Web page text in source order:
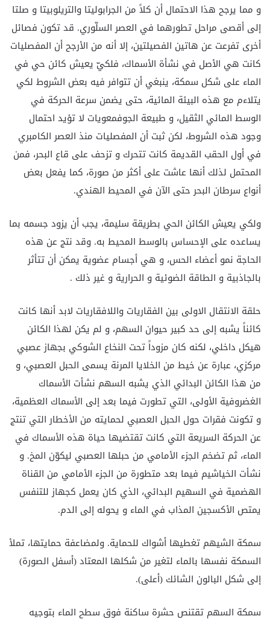
و مما يرجح هذا الاحتمال أن كلاً من الجرابوليتا والتريلوبيتا و صلتا
إلى أقصى مراحل تطورهما في العصر السلّوري. قد تكون فصائل
أخرى تفرعت عن هاتين الفصيلتين، إلا أنه من الأرجح أن المفصليات
كانت هي الأصل في نشأة الأسماك، فلكيّ يعيش كائن حي في
الماء على شكل سمكة، ينبغي أن تتوافر فيه بعض الشروط لكي
يتلاءم مع هذه البيئة المائية، حتى يضمن سرعة الحركة في
الوسط المائي الثقيل، و طبيعة الجوفمعويات لا تؤيد احتمال
وجود هذه الشروط، لكن ثبت أن المفصليات منذ العصر الكامبري
في أول الحقب القديمة كانت تتحرك و تزحف على قاع البحر، فمن
المحتمل لذلك أنها عاشت على أكثر من صورة، كما يفعل بعض
أنواع سرطان البحر حتى الآن في المحيط الهندي.
ولكي يعيش الكائن الحي بطريقة سليمة، يجب أن يزود جسمه بما
يساعده على الإحساس بالوسط المحيط به. وقد نتج عن هذه
الحاجة نمو أعضاء الحس، و هي أجسام عضوية يمكن أن تتأثر
بالجاذبية و الطاقة الضوئية و الحرارية و غير ذلك .
حلقة الانتقال الاولى بين الفقاريات واللافقاريات لابد أنها كانت
كائناً يشبه إلى حد كبير حيوان السهم، و لم يكن لهذا الكائن
هيكل داخلي، لكنه كان مزوداً تحت النخاع الشوكي بجهاز عصبي
مركزي، عبارة عن خيط من الخلايا المرنة يسمى الحبل العصبي، و
من هذا الكائن البدائي الذي يشبه السهم نشأت الأسماك
الغضروفية الأولى، التي تطورت فيما بعد إلى الأسماك العظمية،
و تكونت فقرات حول الحبل العصبي لحمايته من الأخطار التي تنتج
عن الحركة السريعة التي كانت تقتضيها حياة هذه الأسماك في
الماء، ثم تضخم الجزء الأمامي من حبلها العصبي ليكوّن المخ. و
نشأت الخياشيم فيما بعد متطورة من الجزء الأمامي من القناة
الهضمية في السهيم البدائي، الذي كان يعمل كجهاز للتنفس
يمتص الأكسجين المذاب في الماء و يحوله إلى الدم.
سمكة الشيهم تغطيها أشواك للحماية. ولمضاعفة حمايتها، تملأ
السمكة نفسها بالماء لتغير من شكلها المعتاد (أسفل الصورة)
إلى شكل البالون الشائك (أعلى).
سمكة السهم تقتنص حشرة ساكنة فوق سطح الماء بتوجيه